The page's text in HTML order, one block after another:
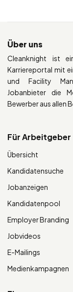
Über uns
Cleanknight ist
Karriereportal mit
und Facility
Jobanbieter die
Bewerber aus allen
Für Arbeitgeber
Übersicht
Kandidatensuche
Jobanzeigen
Kandidatenpool
Employer Branding
Jobvideos
E-Mailings
Medienkampagnen